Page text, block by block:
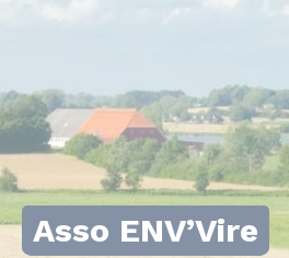
Actualités
Asso ENV’Vire